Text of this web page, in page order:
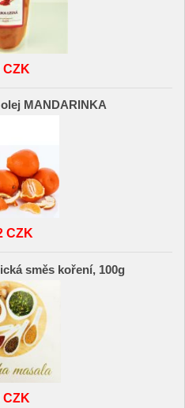
CZK
MANDARINKA
CZK
směs koření, 100g
CZK